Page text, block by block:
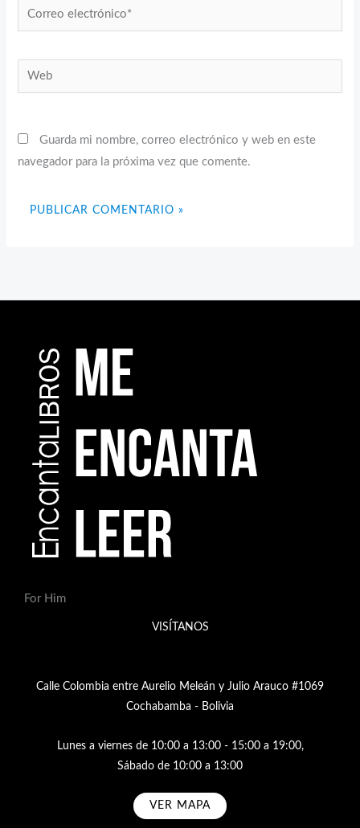
Correo
electrónico*
Web
Guarda mi nombre, correo electrónico y web en este
navegador para la próxima vez que comente.
For Him
VISÍTANOS
Calle Colombia entre Aurelio Meleán y Julio Arauco #1069
Cochabamba - Bolivia
Lunes a viernes de 10:00 a 13:00 - 15:00 a 19:00,
Sábado de 10:00 a 13:00
VER MAPA